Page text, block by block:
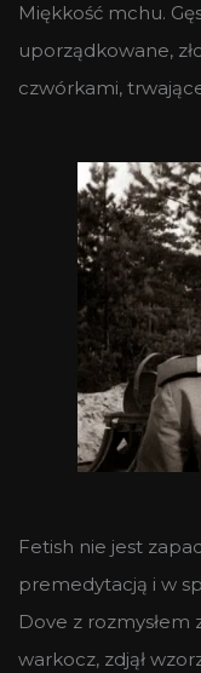
Miękkość mchu.
uporządkowane,
czwórkami,
Fetish nie jest
premedytacją i w
Dove z rozmysłem
warkocz, zdjął